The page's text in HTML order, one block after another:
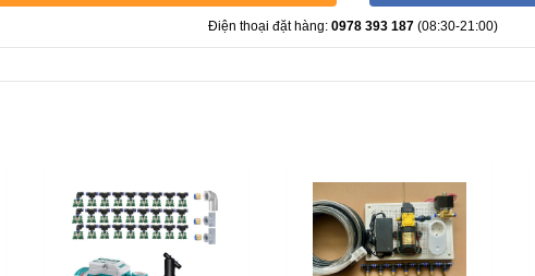
Điện thoại đặt hàng: 0978 393 187 (08:30-21:00)